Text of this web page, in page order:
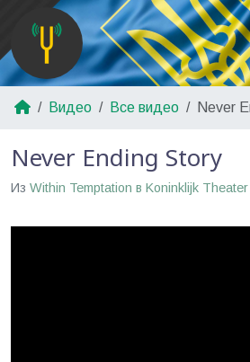
Видео Все видео Never
Never Ending Story
Из Within Temptation в Koninklijk